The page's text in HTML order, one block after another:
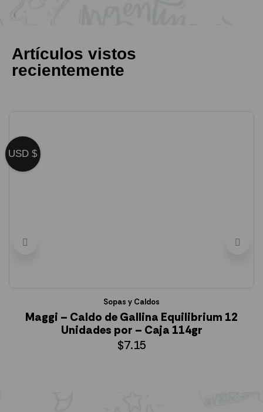
Artículos vistos
recientemente
Sopas y Caldos
Maggi – Caldo de Gallina Equilibrium 12
Unidades por – Caja 114gr
$7.15
USD $